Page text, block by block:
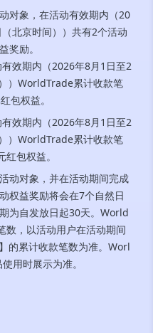
对象，在活动有效期内（20
北京时间））共有2个活动
奖励。
效期内（2026年8月1日至2
）WorldTrade累计收款笔
包权益。
效期内（2026年8月1日至2
）WorldTrade累计收款笔
包权益。
动对象，并在活动期间完成
权益奖励将会在7个自然日
为自发放日起30天。World
数，以活动用户在活动期间
的累计收款笔数为准。Worl
用时展示为准。